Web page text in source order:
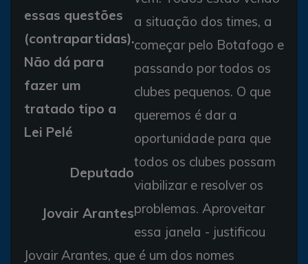
essas questões
(contrapartidas).
Não dá para
fazer um
tratado tipo a
Lei Pelé
Deputado
Jovair Arantes
a situação dos times, a
começar pelo Botafogo e
passando por todos os
clubes pequenos. O que
queremos é dar a
oportunidade para que
todos os clubes possam
viabilizar e resolver os
problemas. Aproveitar
essa janela - justificou
Jovair Arantes, que é um dos nomes